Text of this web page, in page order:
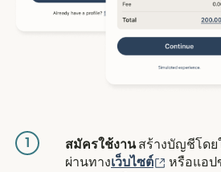
1 สมัครใช้งานสร้างบัญชีโดย
ผ่านทางเว็บไซต์ (เปิดในห
หรือแอป